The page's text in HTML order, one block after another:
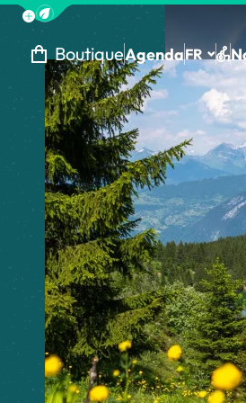
Afficher la barre de navigation
BoutiqueAgendaFR